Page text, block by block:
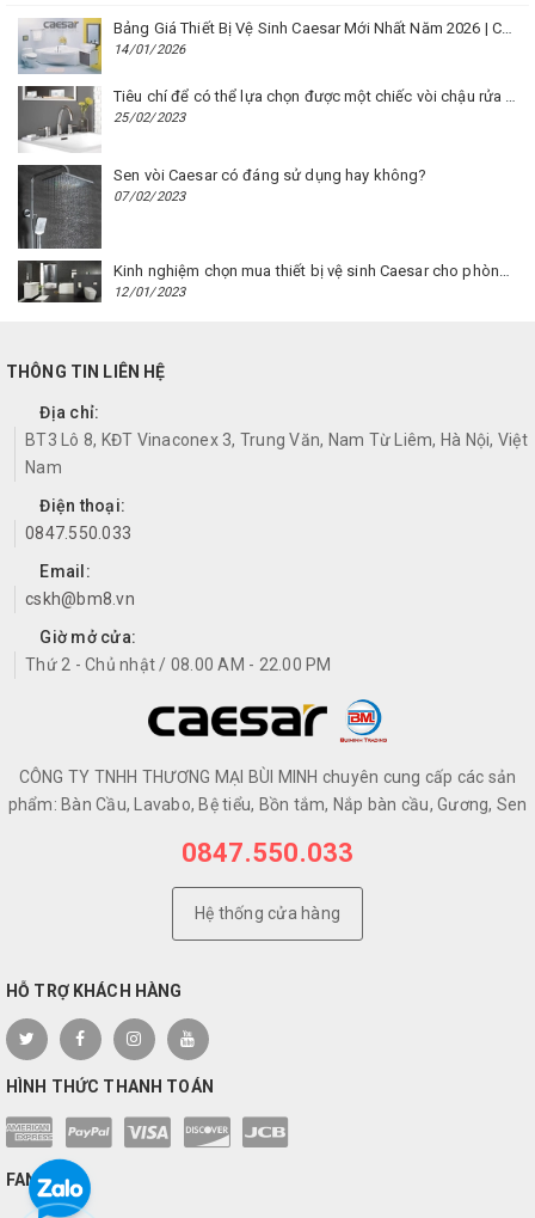
14/01/2026
25/02/2023
Sen vòi Caesar có đáng sử dụng hay không?
07/02/2023
12/01/2023
THÔNG TIN LIÊN HỆ
Địa chỉ:
BT3 Lô 8, KĐT Vinaconex 3, Trung Văn, Nam Từ Liêm, Hà Nội, Việt
Nam
Điện thoại:
0847.550.033
Email:
cskh@bm8.vn
Giờ mở cửa:
Thứ 2 - Chủ nhật / 08.00 AM - 22.00 PM
CÔNG TY TNHH THƯƠNG MẠI BÙI MINH chuyên cung cấp các sản
phẩm: Bàn Cầu, Lavabo, Bệ tiểu, Bồn tắm, Nắp bàn cầu, Gương, Sen
0847.550.033
Hệ thống cửa hàng
HỖ TRỢ KHÁCH HÀNG
HÌNH THỨC THANH TOÁN
FANPAGE